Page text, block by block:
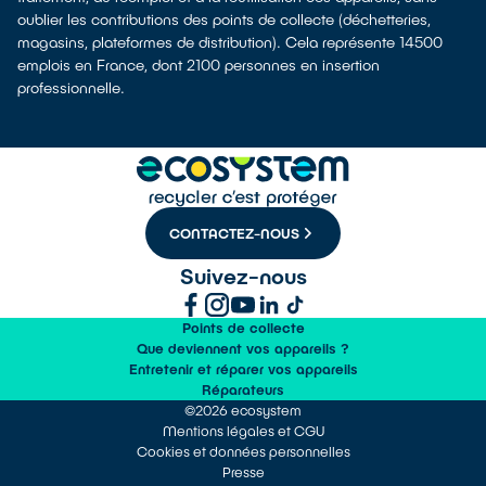
oublier les contributions des points de collecte (déchetteries,
magasins, plateformes de distribution). Cela représente 14500
emplois en France, dont 2100 personnes en insertion
professionnelle.
CONTACTEZ-NOUS
Suivez-nous
Points de collecte
Que deviennent vos appareils ?
Entretenir et réparer vos appareils
Réparateurs
©2026 ecosystem
Mentions légales et CGU
Cookies et données personnelles
Presse